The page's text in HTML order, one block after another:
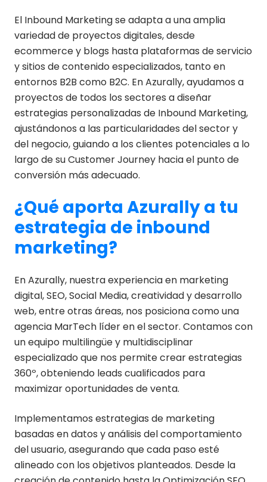
El Inbound Marketing se adapta a una amplia
variedad de proyectos digitales, desde
ecommerce y blogs hasta plataformas de servicio
y sitios de contenido especializados, tanto en
entornos B2B como B2C. En Azurally, ayudamos a
proyectos de todos los sectores a diseñar
estrategias personalizadas de Inbound Marketing,
ajustándonos a las particularidades del sector y
del negocio, guiando a los clientes potenciales a lo
largo de su Customer Journey hacia el punto de
conversión más adecuado.
¿Qué aporta Azurally a tu
estrategia de inbound
marketing?
En Azurally, nuestra experiencia en marketing
digital, SEO, Social Media, creatividad y desarrollo
web, entre otras áreas, nos posiciona como una
agencia MarTech líder en el sector. Contamos con
un equipo multilingüe y multidisciplinar
especializado que nos permite crear estrategias
360º, obteniendo leads cualificados para
maximizar oportunidades de venta.
Implementamos estrategias de marketing
basadas en datos y análisis del comportamiento
del usuario, asegurando que cada paso esté
alineado con los objetivos planteados. Desde la